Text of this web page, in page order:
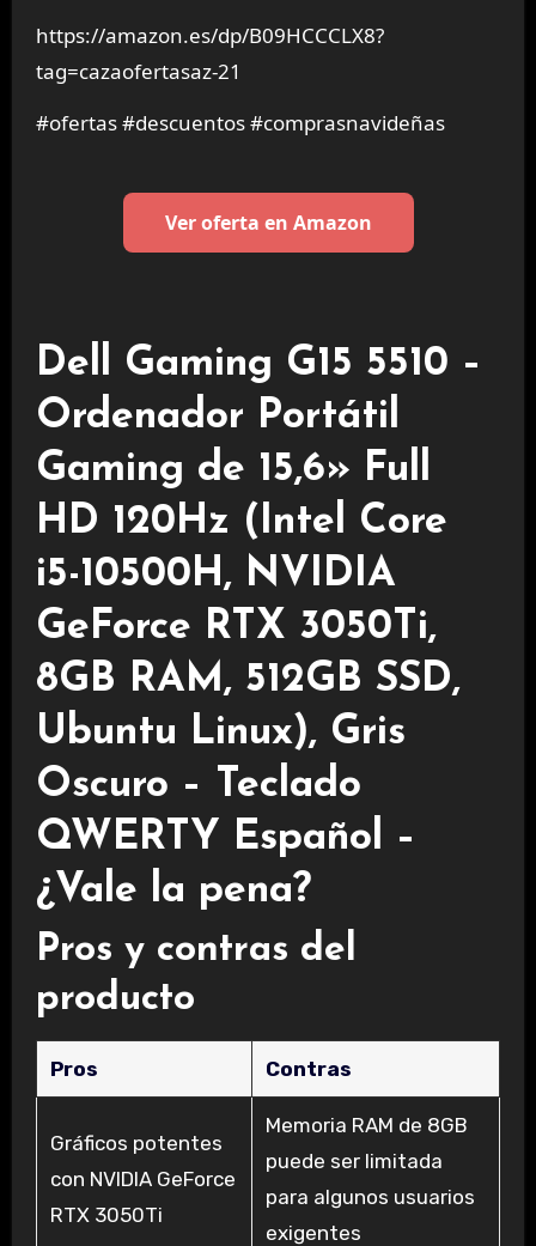
https://amazon.es/dp/B09HCCCLX8?
tag=cazaofertasaz-21
#ofertas #descuentos #comprasnavideñas
Ver oferta en Amazon
Dell Gaming G15 5510 –
Ordenador Portátil
Gaming de 15,6» Full
HD 120Hz (Intel Core
i5-10500H, NVIDIA
GeForce RTX 3050Ti,
8GB RAM, 512GB SSD,
Ubuntu Linux), Gris
Oscuro – Teclado
QWERTY Español –
¿Vale la pena?
Pros y contras del
producto
Pros Contras
Gráficos potentes
con NVIDIA GeForce
RTX 3050Ti
Memoria RAM de 8GB
puede ser limitada
para algunos usuarios
exigentes